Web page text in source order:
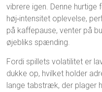
vibrere igen. Denne
høj‑intensitet oplevelse,
på kaffepause, venter på
øjebliks spænding.
Fordi spillets volatilitet er
dukke op, hvilket holder
lange tabstræk, der plager